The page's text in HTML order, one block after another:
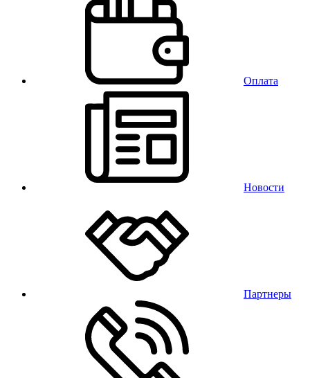
Оплата
Новости
Партнеры